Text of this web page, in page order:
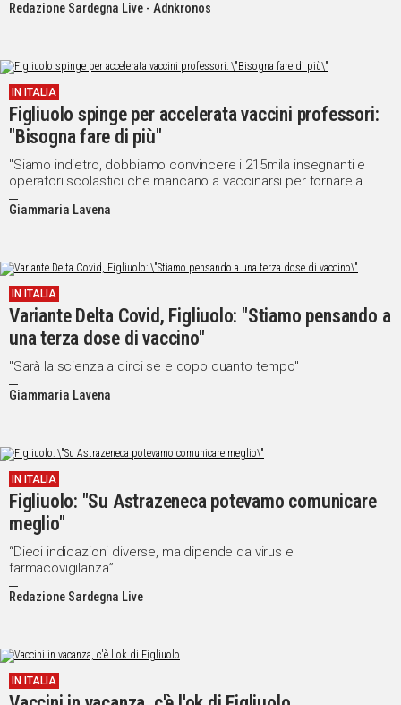
Redazione Sardegna Live - Adnkronos
IN ITALIA
Figliuolo spinge per accelerata vaccini professori:
"Bisogna fare di più"
"Siamo indietro, dobbiamo convincere i 215mila insegnanti e
operatori scolastici che mancano a vaccinarsi per tornare a
scuola in sicurezza"
Giammaria Lavena
IN ITALIA
Variante Delta Covid, Figliuolo: "Stiamo pensando a
una terza dose di vaccino"
"Sarà la scienza a dirci se e dopo quanto tempo"
Giammaria Lavena
IN ITALIA
Figliuolo: "Su Astrazeneca potevamo comunicare
meglio"
“Dieci indicazioni diverse, ma dipende da virus e
farmacovigilanza”
Redazione Sardegna Live
IN ITALIA